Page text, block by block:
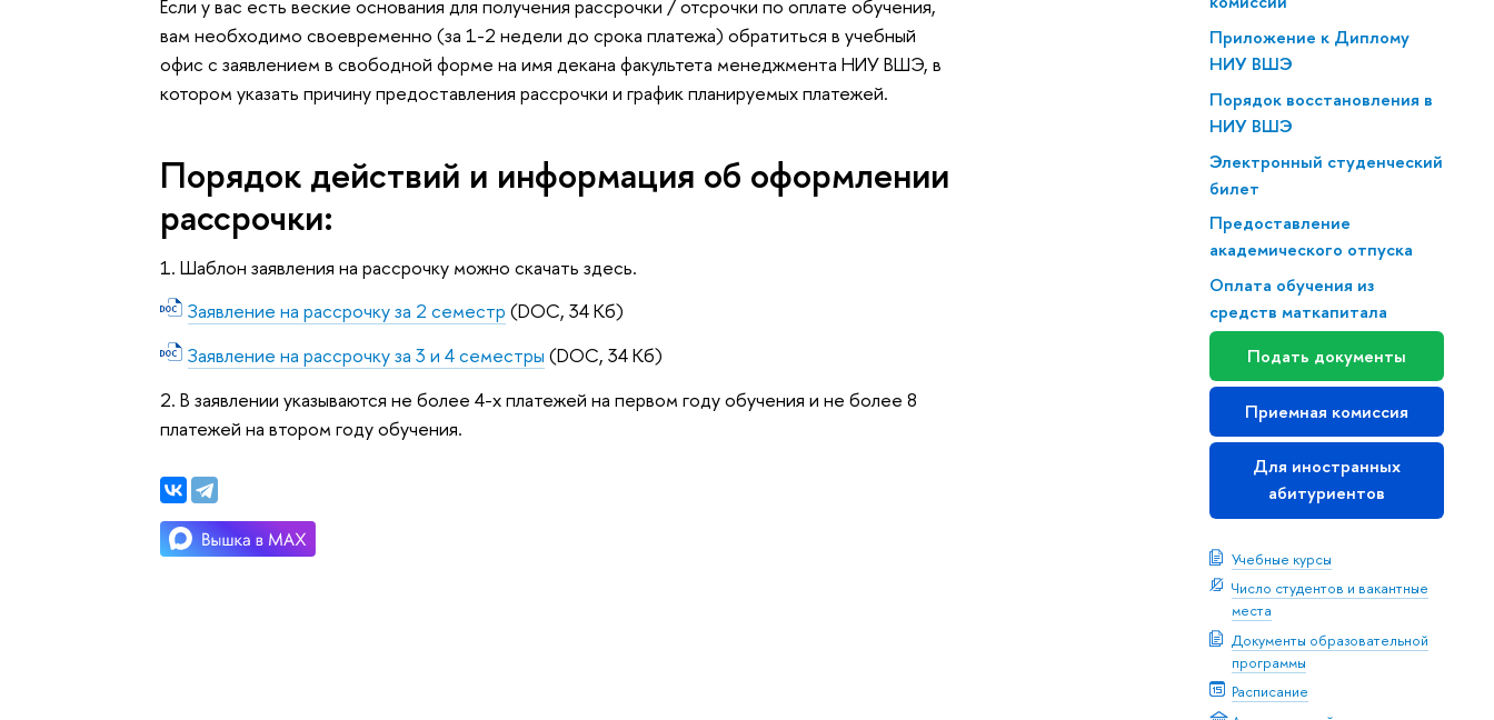
Приложение к Диплому
НИУ ВШЭ
Порядок восстановления в
НИУ ВШЭ
Электронный студенческий
билет
Предоставление
академического отпуска
Оплата обучения из
средств маткапитала
Подать документы
Приемная комиссия
Для иностранных
абитуриентов
Учебные курсы
Число студентов и вакантные
места
Документы образовательной
программы
Расписание
Если у вас есть веские основания для получения рассрочки / отсрочки по оплате обучения,
вам необходимо своевременно (за 1-2 недели до срока платежа) обратиться в учебный
офис с заявлением в свободной форме на имя декана факультета менеджмента НИУ ВШЭ, в
котором указать причину предоставления рассрочки и график планируемых платежей.
Порядок действий и информация об оформлении
рассрочки:
1. Шаблон заявления на рассрочку можно скачать здесь.
Заявление на рассрочку за 2 семестр (DOC, 34 Кб)
Заявление на рассрочку за 3 и 4 семестры (DOC, 34 Кб)
2. В заявлении указываются не более 4-х платежей на первом году обучения и не более 8
платежей на втором году обучения.